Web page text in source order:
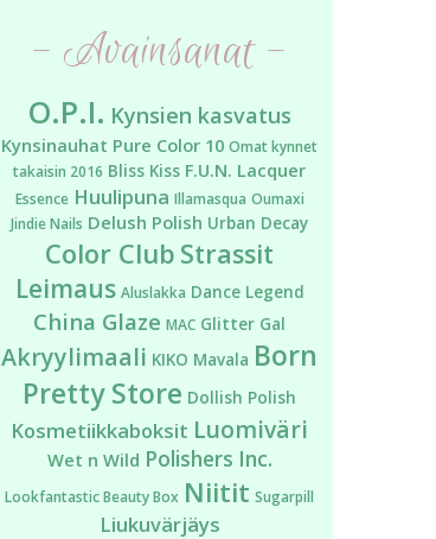
- Avainsanat -
O.P.I. Kynsien kasvatus
Kynsinauhat Pure Color 10 Omat kynnet
takaisin 2016 Bliss Kiss F.U.N. Lacquer
Essence Huulipuna Illamasqua Oumaxi
Jindie Nails Delush Polish Urban Decay
Color Club Strassit
Leimaus Aluslakka Dance Legend
China Glaze MAC Glitter Gal
Akryylimaali KIKO Mavala Born
Pretty Store Dollish Polish
Kosmetiikkaboksit Luomiväri
Wet n Wild Polishers Inc.
Lookfantastic Beauty Box Niitit Sugarpill
Liukuvärjäys